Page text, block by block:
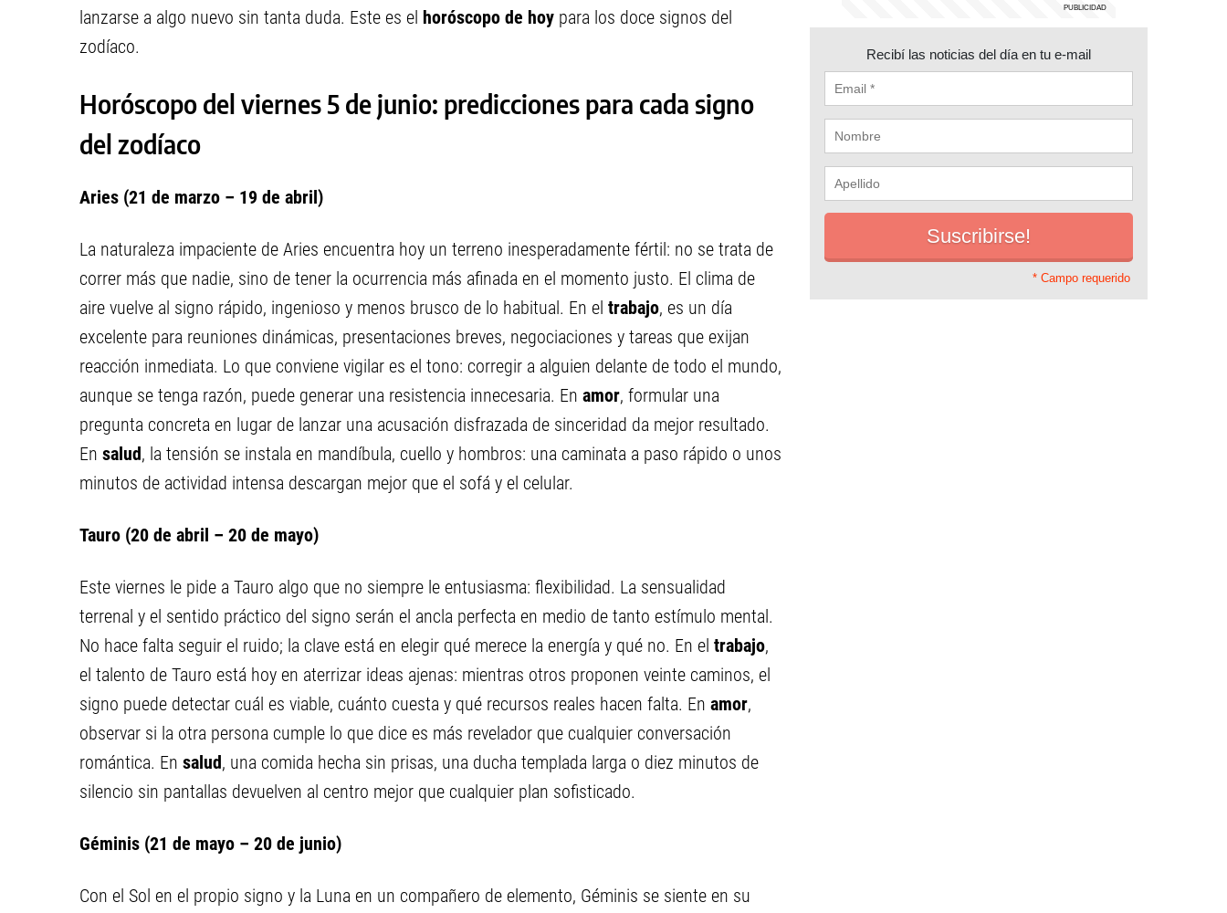
lanzarse a algo nuevo sin tanta duda. Este es el horóscopo de hoy para los doce signos del
zodíaco.
Horóscopo del viernes 5 de junio: predicciones para cada signo
del zodíaco
Aries (21 de marzo – 19 de abril)
La naturaleza impaciente de Aries encuentra hoy un terreno inesperadamente fértil: no se trata de
correr más que nadie, sino de tener la ocurrencia más afinada en el momento justo. El clima de
aire vuelve al signo rápido, ingenioso y menos brusco de lo habitual. En el trabajo, es un día
excelente para reuniones dinámicas, presentaciones breves, negociaciones y tareas que exijan
reacción inmediata. Lo que conviene vigilar es el tono: corregir a alguien delante de todo el mundo,
aunque se tenga razón, puede generar una resistencia innecesaria. En amor, formular una
pregunta concreta en lugar de lanzar una acusación disfrazada de sinceridad da mejor resultado.
En salud, la tensión se instala en mandíbula, cuello y hombros: una caminata a paso rápido o unos
minutos de actividad intensa descargan mejor que el sofá y el celular.
Tauro (20 de abril – 20 de mayo)
Este viernes le pide a Tauro algo que no siempre le entusiasma: flexibilidad. La sensualidad
terrenal y el sentido práctico del signo serán el ancla perfecta en medio de tanto estímulo mental.
No hace falta seguir el ruido; la clave está en elegir qué merece la energía y qué no. En el trabajo,
el talento de Tauro está hoy en aterrizar ideas ajenas: mientras otros proponen veinte caminos, el
signo puede detectar cuál es viable, cuánto cuesta y qué recursos reales hacen falta. En amor,
observar si la otra persona cumple lo que dice es más revelador que cualquier conversación
romántica. En salud, una comida hecha sin prisas, una ducha templada larga o diez minutos de
silencio sin pantallas devuelven al centro mejor que cualquier plan sofisticado.
Géminis (21 de mayo – 20 de junio)
Con el Sol en el propio signo y la Luna en un compañero de elemento, Géminis se siente en su
Recibí las noticias del día en tu e-mail
* Campo requerido